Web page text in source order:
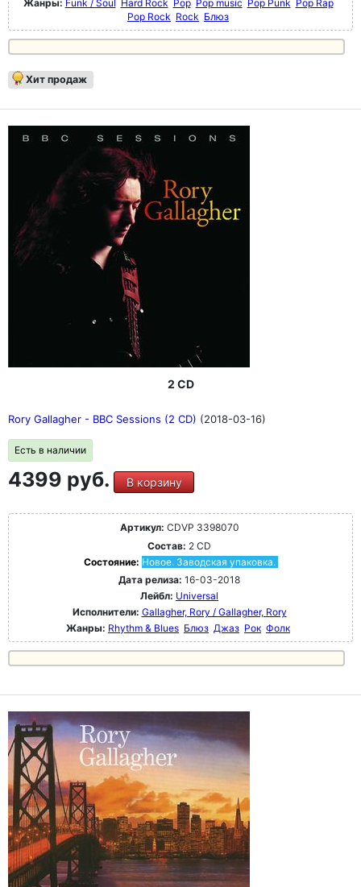
Жанры: Funk / Soul Hard Rock Pop Pop music Pop Punk Pop Rap
Pop Rock Rock Блюз
Хит продаж
2 CD
Rory Gallagher - BBC Sessions (2 CD) (2018-03-16)
Есть в наличии
4399 руб. В корзину
Артикул: CDVP 3398070
Состав: 2 CD
Состояние: Новое. Заводская упаковка.
Дата релиза: 16-03-2018
Лейбл: Universal
Исполнители: Gallagher, Rory / Gallagher, Rory
Жанры: Rhythm & Blues Блюз Джаз Рок Фолк